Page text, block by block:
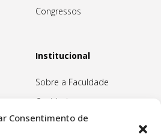
Consentimento de
Congressos
Institucional
Sobre a Faculdade
Ouvidoria
Pedagogia Waldorf